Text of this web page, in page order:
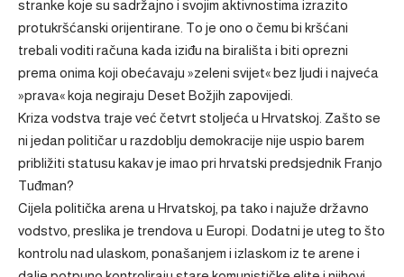
stranke koje su sadržajno i svojim aktivnostima izrazito
protukršćanski orijentirane. To je ono o čemu bi kršćani
trebali voditi računa kada iziđu na birališta i biti oprezni
prema onima koji obećavaju »zeleni svijet« bez ljudi i najveća
»prava« koja negiraju Deset Božjih zapovijedi.
Kriza vodstva traje već četvrt stoljeća u Hrvatskoj. Zašto se
ni jedan političar u razdoblju demokracije nije uspio barem
približiti statusu kakav je imao pri hrvatski predsjednik Franjo
Tuđman?
Cijela politička arena u Hrvatskoj, pa tako i najuže državno
vodstvo, preslika je trendova u Europi. Dodatni je uteg to što
kontrolu nad ulaskom, ponašanjem i izlaskom iz te arene i